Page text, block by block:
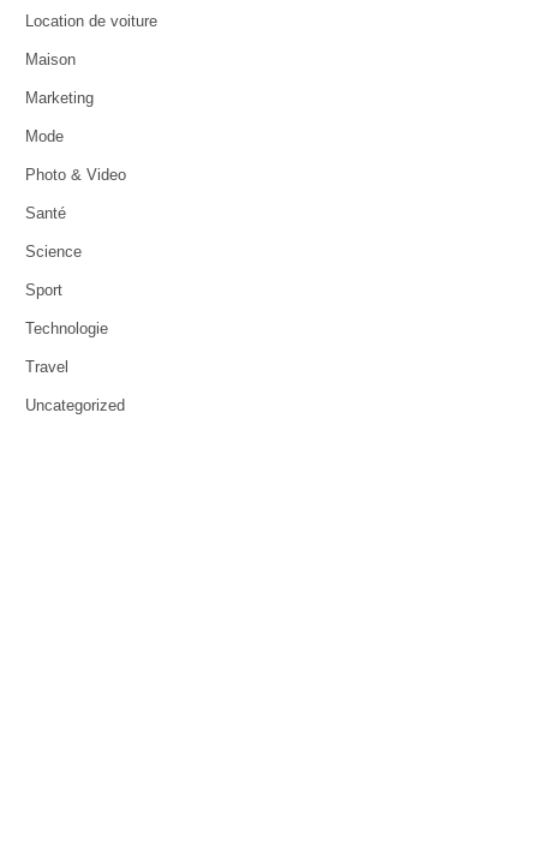
Location de voiture
Maison
Marketing
Mode
Photo & Video
Santé
Science
Sport
Technologie
Travel
Uncategorized